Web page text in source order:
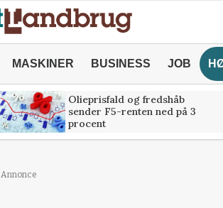
MASKINER BUSINESS JOB
Olieprisfald og fredshåb
sender F5-renten ned på 3
procent
Annonce